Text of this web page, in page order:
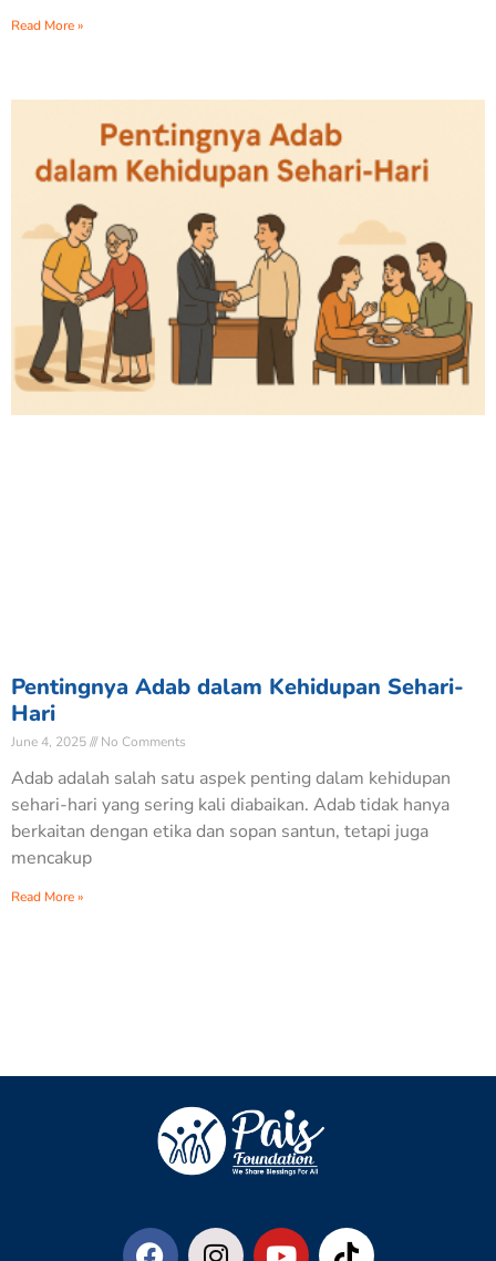
Nabilah Zulfaa
Read More »
Pentingnya Adab dalam Kehidupan Sehari-
Hari
June 4, 2025 No Comments
Adab adalah salah satu aspek penting dalam kehidupan
sehari-hari yang sering kali diabaikan. Adab tidak hanya
berkaitan dengan etika dan sopan santun, tetapi juga
mencakup
Read More »